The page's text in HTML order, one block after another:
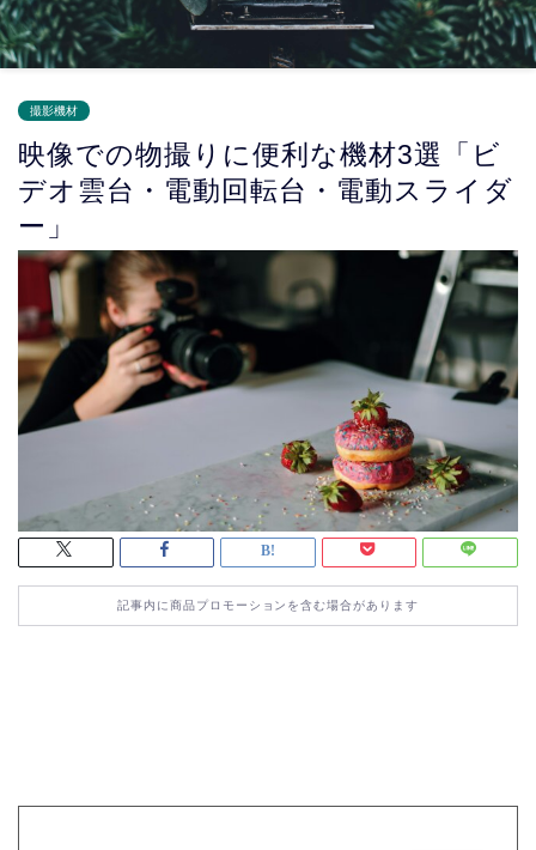
撮影機材
映像での物撮りに便利な機材3選「ビ
デオ雲台・電動回転台・電動スライダ
ー」
記事内に商品プロモーションを含む場合があります